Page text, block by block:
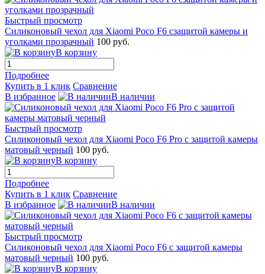
Быстрый просмотр
Силиконовый чехол для Xiaomi Poco F6 сзащитой камеры и
уголками прозрачный 100 руб.
В корзину
Подробнее
Купить в 1 клик Сравнение
В избранное
В наличии
Быстрый просмотр
Силиконовый чехол для Xiaomi Poco F6 Pro с защитой камеры
матовый черный 100 руб.
В корзину
Подробнее
Купить в 1 клик Сравнение
В избранное
В наличии
Быстрый просмотр
Силиконовый чехол для Xiaomi Poco F6 с защитой камеры
матовый черный 100 руб.
В корзину